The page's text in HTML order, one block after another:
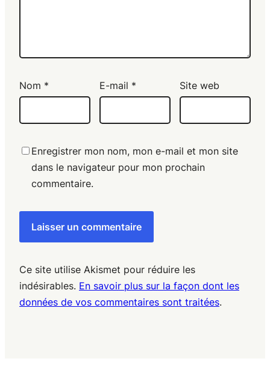
Nom * E-mail * Site web
Enregistrer mon nom, mon e-mail et mon site
dans le navigateur pour mon prochain
commentaire.
Ce site utilise Akismet pour réduire les
indésirables. En savoir plus sur la façon dont les
données de vos commentaires sont traitées.